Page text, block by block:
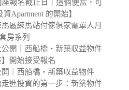
座報名截止日｜這個便當，可
Apartment 的開始】
馬區練馬站付傢俱家電單人月
房系列
公開｜西船橋・新築収益物件
開始接受報名
｜西船橋・新築収益物件
進投資的第一步：新築物件